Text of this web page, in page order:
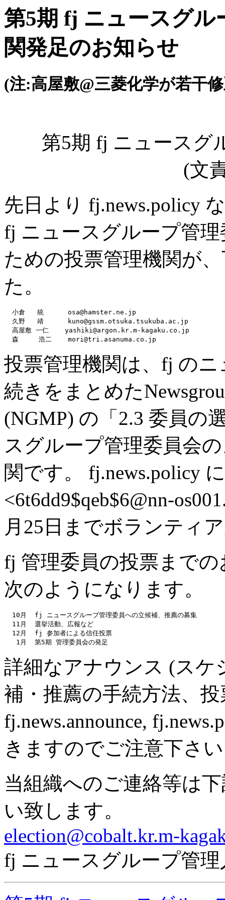
第5期 fj ニュースグル
関発足のお知らせ
(注:高屋敷@三菱化学が若干
第5期 fj ニュースグ
(文
先日より fj.news.policy
fj ニュースグループ管
ための投票管理機関が
た。
  小倉   統      osa@hamster.ne.jp
  久野   靖      kuno@gssm.otsuka.tsukuba.ac.jp
  高屋敷 一仁    yashiki@argon.kr.m-kagaku.co.jp
投票管理機関は、fj の
続きをまとめた
(NGMP) の「2.3 委員の
スグループ管理委員会
関です。 fj.news.policy
<6t6dd9$qeb$6@nn-
月25日までボランティ
fj 管理委員の投票まで
次のようになります。
  10月  fj ニュースグループ管理委員への立候補、推薦の募集
  11月  選挙活動、広報など
  12月  fj 参加者による信任投票
詳細なアナウンス (スケ
補・推薦の手続方法、
fj.news.announce,
きますのでご注意下さ
当組織へのご連絡等は
い致します。
election@cobalt.kr.m-
fj ニュースグループ管